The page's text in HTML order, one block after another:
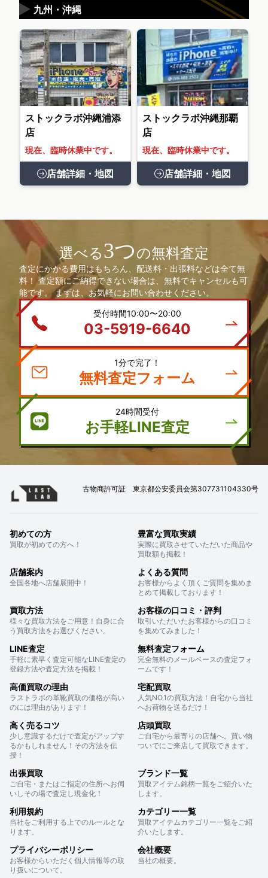
九州・沖縄
▶
ストックラボ沖縄浦添
店
現在、臨時休業中です。
店舗詳細・地図
ストックラボ沖縄那覇
店
現在、臨時休業中です。
店舗詳細・地図
選べる3つの無料査定
査定にかかる費用はもちろん、配送料・出張料などは全て無
料！ 査定額にご納得できない場合は、無料でキャンセルも可
能です。 まずは、お気軽にお問い合わせください。
03-5919-6640
1分で完了！
無料査定フォーム
24時間受付
お手軽LINE査定
古物商許可証 東京都公安委員会第307731104330号
初めての方
買取が初めての方へ！
豊富な買取実績
実際に買取させていただいた商品や
買取額も掲載！
店舗案内
全国各地へ店舗展開中！
よくある質問
お客様からよく頂くご質問を集めま
とめて掲載しております！
買取方法
様々な買取方法をご用意！自身に合
う買取方法をお選びください。
お客様の口コミ・評判
取引いただいたお客様からの口コミ
を集めてみました！
LINE査定
手軽に素早く査定可能なLINE査定の
登録方法や査定方法を掲載！
無料査定フォーム
完全無料のメールベースの査定フォ
ームです！
高価買取の理由
ラストラボの革靴買取の価格が高い
のには理由があります！
宅配買取
人気NO.1の買取方法！自宅から当社
へお荷物を送るだけ！
高く売るコツ
少し意識するだけで査定がアップす
るかもしれません！その方法を伝
授！
店頭買取
ご自宅から最寄りの店舗へ。買い物
ついでにご来店して買取できます。
出張買取
ご自宅・またはご指定の住所へお伺
いしその場で査定し現金化！
ブランド一覧
買取アイテム銘柄一覧をご紹介いた
します。
利用規約
当社をご利用する上でのルールとな
ります。
カテゴリー一覧
買取アイテムカテゴリー一覧をご紹
介いたします。
プライバシーポリシー
お客様からいただく個人情報等の取
り扱いについて。
会社概要
当社の概要。